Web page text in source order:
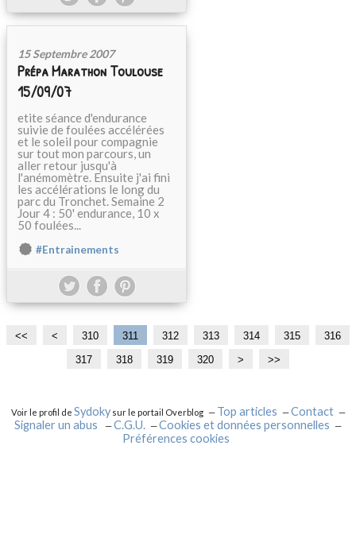
15 Septembre 2007
Prépa Marathon Toulouse
15/09/07
etite séance d'endurance
suivie de foulées accélérées
et le soleil pour compagnie
sur tout mon parcours, un
aller retour jusqu'à
l'anémomètre. Ensuite j'ai fini
les accélérations le long du
parc du Tronchet. Semaine 2
Jour 4 : 50' endurance, 10 x
50 foulées...
#Entrainements
<< <
3
0
310 311 312 313 314 315
316
317
318 319 320
3
3
3
3
3
> >>
Voir le profil de Sydokysur le portail Overblog Top articles
Contact
Signaler un abus
C.G.U.
Cookies et données personnelles
Préférences cookies